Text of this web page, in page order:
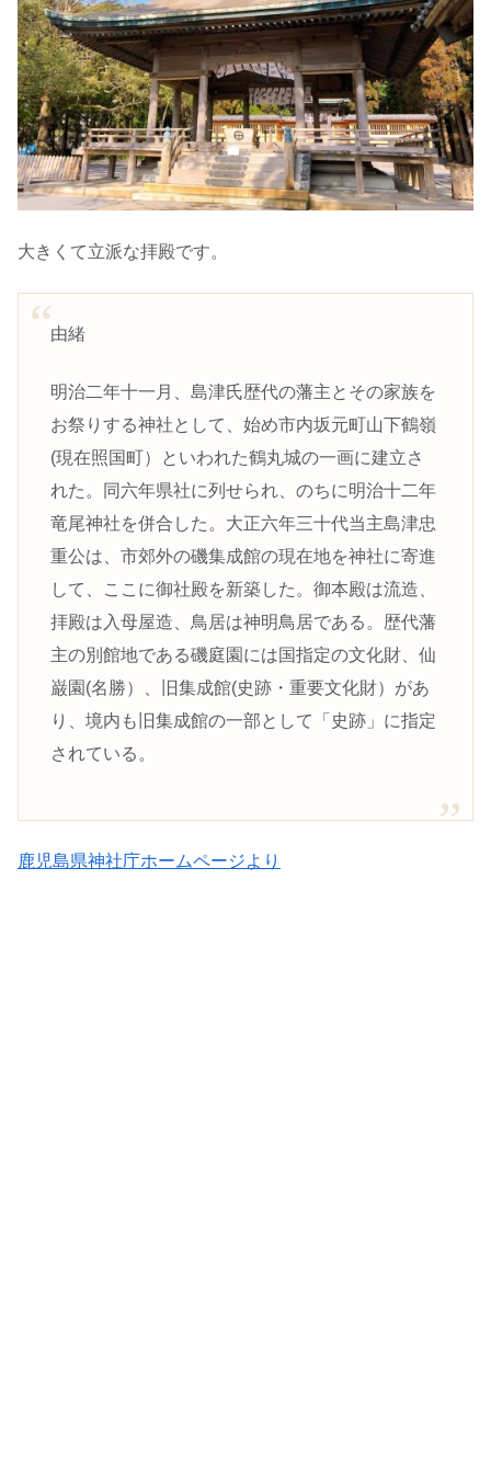
大きくて立派な拝殿です。
由緒
明治二年十一月、島津氏歴代の藩主とその家族を
お祭りする神社として、始め市内坂元町山下鶴嶺
(現在照国町）といわれた鶴丸城の一画に建立さ
れた。同六年県社に列せられ、のちに明治十二年
竜尾神社を併合した。大正六年三十代当主島津忠
重公は、市郊外の磯集成館の現在地を神社に寄進
して、ここに御社殿を新築した。御本殿は流造、
拝殿は入母屋造、鳥居は神明鳥居である。歴代藩
主の別館地である磯庭園には国指定の文化財、仙
巌園(名勝）、旧集成館(史跡・重要文化財）があ
り、境内も旧集成館の一部として「史跡」に指定
されている。
鹿児島県神社庁ホームページより